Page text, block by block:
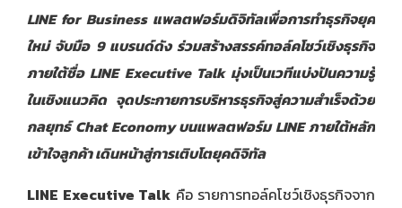
LINE for Business แพลตฟอร์มดิจิทัลเพื่อการทำธุรกิจยุค
ใหม่ จับมือ 9 แบรนด์ดัง ร่วมสร้างสรรค์ทอล์คโชว์เชิงธุรกิจ
ภายใต้ชื่อLINE Executive Talk มุ่งเป็นเวทีแบ่งปันความรู้
ในเชิงแนวคิด จุดประกายการบริหารธุรกิจสู่ความสำเร็จด้วย
กลยุทธ์ Chat Economy บนแพลตฟอร์ม LINE ภายใต้หลัก
เข้าใจลูกค้า เดินหน้าสู่การเติบโตยุคดิจิทัล
LINE Executive Talk คือ รายการทอล์คโชว์เชิงธุรกิจจาก